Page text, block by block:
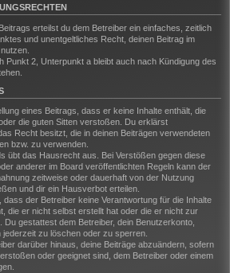
erteilst du dem Betreiber ein einfaches, zeitlich
und unentgeltliches Recht, deinen Beitrag im
Punkt 2, Unterpunkt a bleibt auch nach Kündigung des
eines Beitrags, dass er keine Inhalte enthält, die
die guten Sitten verstoßen. Du erklärst
Recht besitzt, die in deinen Beiträgen verwendeten
bzw. zu verwenden.
übt das Hausrecht aus. Bei Verstößen gegen diese
anderer im Board veröffentlichten Regeln kann der
zeitweise oder dauerhaft von der Nutzung
und dir ein Hausverbot erteilen.
dass der Betreiber keine Verantwortung für die Inhalte
die er nicht selbst erstellt hat oder die er nicht zur
Du gestattest dem Betreiber, dein Benutzerkonto,
jederzeit zu löschen oder zu sperren.
darüber hinaus, deine Beiträge abzuändern, sofern
oder geeignet sind, dem Betreiber oder einem